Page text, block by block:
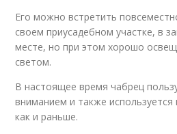
Его можно встретить
своем приусадебном участке, в
месте, но при этом хорошо
светом.
В настоящее время чабрец
вниманием и также используется
как и раньше.